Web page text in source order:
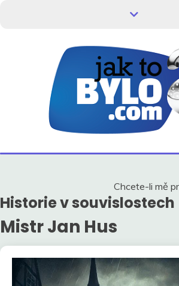
HISTORIE V
Chcete-li mě
Historie v souvislostech
Mistr Jan Hus